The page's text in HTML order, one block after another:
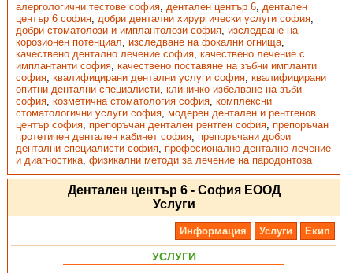
алергологични тестове софия, дентален център 6, дентален
център 6 софия, добри дентални хирургически услуги софия,
добри стоматолози и имплантолози софия, изследване на
корозионен потенциал, изследване на фокални огнища,
качествено дентално лечение софия, качествено лечение с
имплантанти софия, качествено поставяне на зъбни импланти
софия, квалифицирани дентални услуги софия, квалифицирани
опитни дентални специалисти, клиничко избелване на зъби
софия, козметична стоматология софия, комплексни
стоматологични услуги софия, модерен дентален и рентгенов
център софия, препоръчан дентален рентген софия, препоръчан
протетичен дентален кабинет софия, препоръчани добри
дентални специалисти софия, професионално дентално лечение
и диагностика, физикални методи за лечение на пародонтоза
Дентален център 6 - София ЕООД
Услуги
Информация Услуги Екип
УСЛУГИ